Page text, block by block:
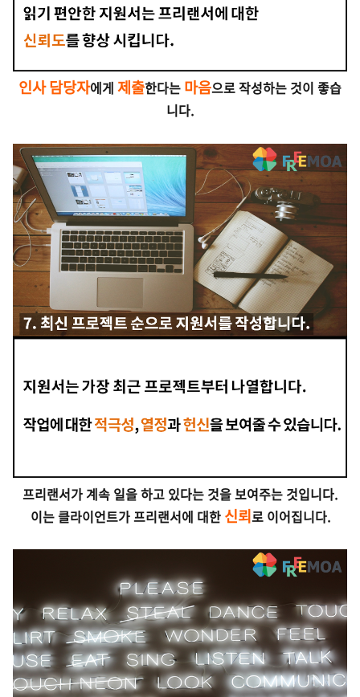
인사 담당자에게 제출한다는 마음으로 작성하는 것이 좋습
니다.
프리랜서가 계속 일을 하고 있다는 것을 보여주는 것입니다.
이는 클라이언트가 프리랜서에 대한 신뢰로 이어집니다.